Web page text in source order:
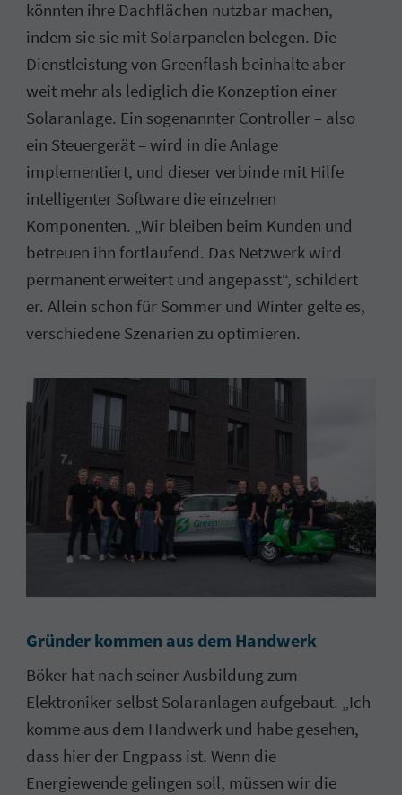
könnten ihre Dachflächen nutzbar machen,
indem sie sie mit Solarpanelen belegen. Die
Dienstleistung von Greenflash beinhalte aber
weit mehr als lediglich die Konzeption einer
Solaranlage. Ein sogenannter Controller – also
ein Steuergerät – wird in die Anlage
implementiert, und dieser verbinde mit Hilfe
intelligenter Software die einzelnen
Komponenten. „Wir bleiben beim Kunden und
betreuen ihn fortlaufend. Das Netzwerk wird
permanent erweitert und angepasst“, schildert
er. Allein schon für Sommer und Winter gelte es,
verschiedene Szenarien zu optimieren.
Gründer kommen aus dem Handwerk
Böker hat nach seiner Ausbildung zum
Elektroniker selbst Solaranlagen aufgebaut. „Ich
komme aus dem Handwerk und habe gesehen,
dass hier der Engpass ist. Wenn die
Energiewende gelingen soll, müssen wir die